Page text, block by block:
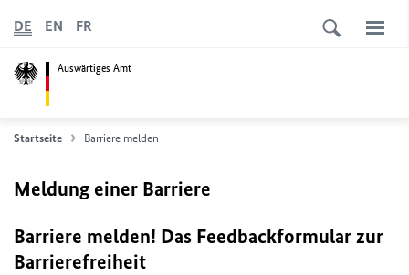
Auswärtiges Amt
DE EN FR
Startseite Barriere melden
Meldung einer Barriere
Barriere melden! Das Feedbackformular zur
Barrierefreiheit